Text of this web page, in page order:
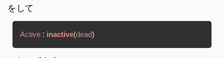
をして
Active : inactive(dead)